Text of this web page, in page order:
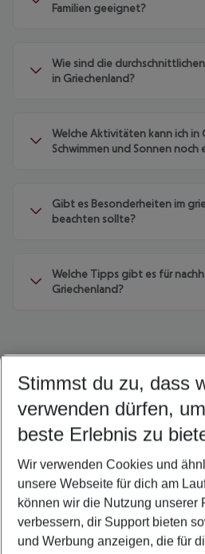
Familien geeignet?
Wie sind die
in Griechenland?
Welche Aktivitäten kann ich in
Schwimmen und Sonnen noch
Gibt es Besonderheiten im
beachten sollte?
Welche Tipps gibt es für
Griechenland?
Quicklinks
Flug & Hotel Griechenland
Pauschalreisen
Familienurlaub
Last Minute Griechenland
Stimmst du zu, dass
verwenden dürfen,
beste Erlebnis zu
Wir verwenden Cookies und
unsere Webseite für dich am
können wir die Nutzung unserer
verbessern, dir Support bieten
und Werbung anzeigen, die für